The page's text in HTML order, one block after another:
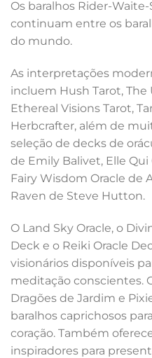
Os baralhos Rider-
continuam entre os
do mundo.
As interpretações
incluem Hush Tarot, The
Ethereal Visions Tarot,
Herbcrafter, além de
seleção de decks de
de Emily Balivet, Elle
Fairy Wisdom Oracle de
Raven de Steve Hutton.
O Land Sky Oracle, o
Deck e o Reiki Oracle
visionários disponíveis
meditação conscientes.
Dragões de Jardim e
baralhos caprichosos
coração. Também
inspiradores para